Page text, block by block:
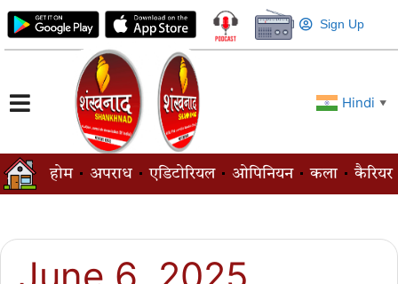
Sign Up
Hindi ▼
होम अपराध एडिटोरियल ओपिनियन कला कैरियर